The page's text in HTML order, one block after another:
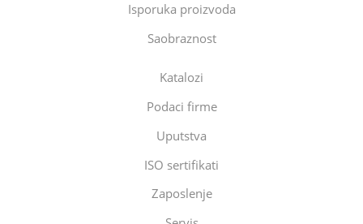
Isporuka proizvoda
Saobraznost
Katalozi
Podaci firme
Uputstva
ISO sertifikati
Zaposlenje